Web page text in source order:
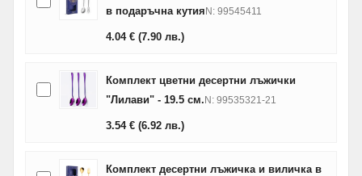
в подаръчна кутияN: 99545411
4.04 € (7.90 лв.)
Комплект цветни десертни лъжички
"Лилави" - 19.5 см.N: 99535321-21
3.54 € (6.92 лв.)
Комплект десертни лъжичка и виличка в